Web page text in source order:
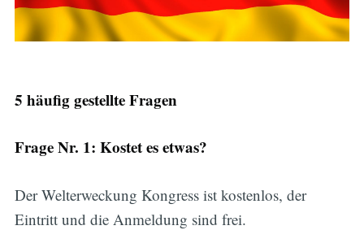
5 häufig gestellte Fragen
Frage Nr. 1: Kostet es etwas?
Der Welterweckung Kongress ist kostenlos, der
Eintritt und die Anmeldung sind frei.